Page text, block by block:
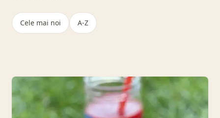
Cele mai noi A-Z
Retete din Categorie: Racoritoare